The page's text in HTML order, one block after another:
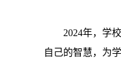
2024年，学
自己的智慧，为